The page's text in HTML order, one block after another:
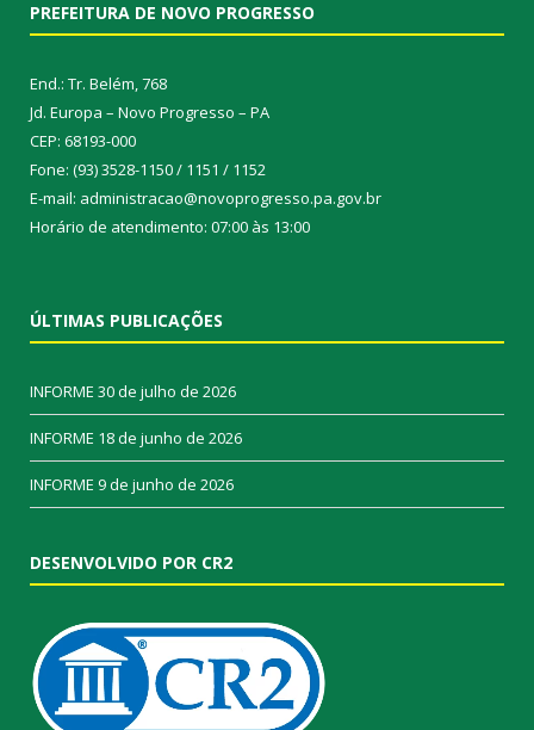
PREFEITURA DE NOVO PROGRESSO
End.: Tr. Belém, 768
Jd. Europa – Novo Progresso – PA
CEP: 68193-000
Fone: (93) 3528-1150 / 1151 / 1152
E-mail: administracao@novoprogresso.pa.gov.br
Horário de atendimento: 07:00 às 13:00
ÚLTIMAS PUBLICAÇÕES
INFORME 30 de julho de 2026
INFORME 18 de junho de 2026
INFORME 9 de junho de 2026
DESENVOLVIDO POR CR2